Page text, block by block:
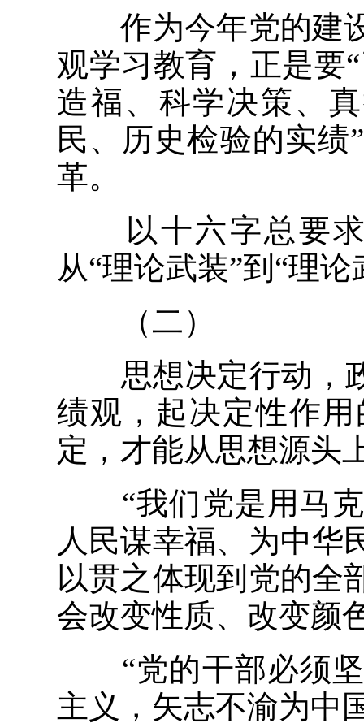
作为今年党的建设
观学习教育，正是要
造福、科学决策、
民、历史检验的实
革。
以十六字总要求
从“理论武装”到“理
（二）
思想决定行动，政
绩观，起决定性作
定，才能从思想源头
“我们党是用马克
人民谋幸福、为中华
以贯之体现到党的全
会改变性质、改变颜
“党的干部必须坚
主义，矢志不渝为中